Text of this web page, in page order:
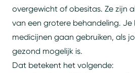
overgewicht of obesitas. Ze zijn
van een grotere behandeling. Je
medicijnen gaan gebruiken, als
gezond mogelijk is.
Dat betekent het volgende: